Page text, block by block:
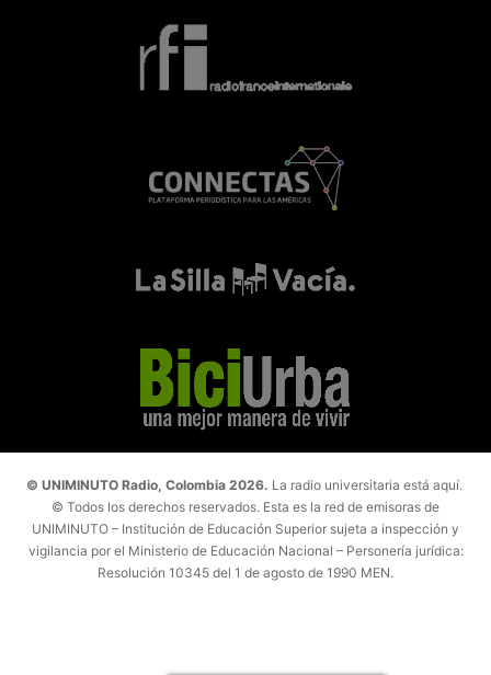
© UNIMINUTO Radio, Colombia 2026. La radio universitaria está aquí.
© Todos los derechos reservados. Esta es la red de emisoras de
UNIMINUTO – Institución de Educación Superior sujeta a inspección y
vigilancia por el Ministerio de Educación Nacional – Personería jurídica:
Resolución 10345 del 1 de agosto de 1990 MEN.